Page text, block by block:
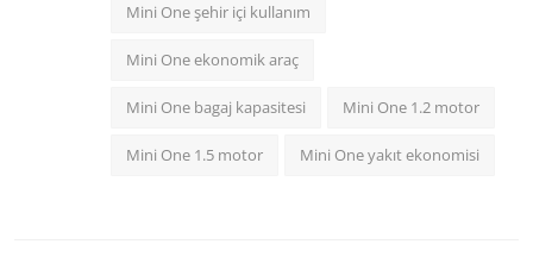
Mini One şehir içi kullanım
Mini One ekonomik araç
Mini One bagaj kapasitesi Mini One 1.2 motor
Mini One 1.5 motor Mini One yakıt ekonomisi